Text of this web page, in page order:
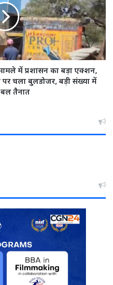
में प्रशासन का बड़ा एक्शन,
चला बुलडोजर, बड़ी संख्या में
तैनात